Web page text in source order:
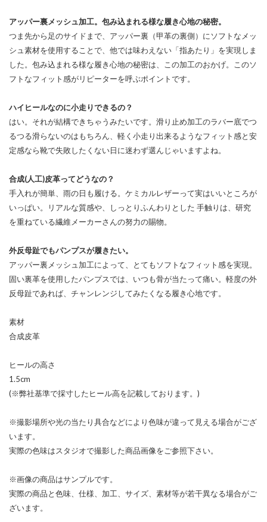
アッパー裏メッシュ加工。包み込まれる様な履き心地の秘密。
つま先から足のサイドまで、アッパー裏（甲革の裏側）にソフトなメッ
シュ素材を使用することで、他では味わえない「指あたり」を実現しま
した。包み込まれる様な履き心地の秘密は、この加工のおかげ。このソ
フトなフィット感がリピーターを呼ぶポイントです。
ハイヒールなのに小走りできるの？
はい。それが結構できちゃうみたいです。滑り止め加工のラバー底でつ
るつる滑らないのはもちろん、軽く小走り出来るようなフィット感と安
定感なら靴で失敗したくない日に迷わず選んじゃいますよね。
合成(人工)皮革ってどうなの？
手入れが簡単、雨の日も履ける。ケミカルレザーって実はいいところが
いっぱい。リアルな質感や、しっとりふんわりとした 手触りは、研究
を重ねている繊維メーカーさんの努力の賜物。
外反母趾でもパンプスが履きたい。
アッパー裏メッシュ加工によって、とてもソフトなフィット感を実現。
固い裏革を使用したパンプスでは、いつも骨が当たって痛い。軽度の外
反母趾であれば、チャンレンジしてみたくなる履き心地です。
素材
合成皮革
ヒールの高さ
1.5cm
(※弊社基準で採寸したヒール高を記載しております。)
※撮影場所や光の当たり具合などにより色味が違って見える場合がござ
います。
実際の色味はスタジオで撮影した商品画像をご参照下さい。
※画像の商品はサンプルです。
実際の商品と色味、仕様、加工、サイズ、素材等が若干異なる場合がご
ざいます。